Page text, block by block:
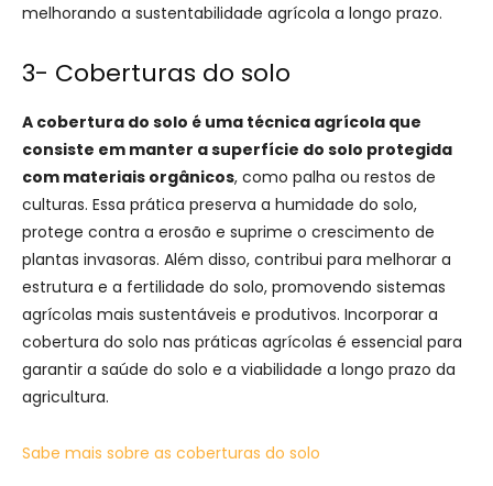
melhorando a sustentabilidade agrícola a longo prazo.
3- Coberturas do solo
A cobertura do solo é uma técnica agrícola que
consiste em manter a superfície do solo protegida
com materiais orgânicos, como palha ou restos de
culturas. Essa prática preserva a humidade do solo,
protege contra a erosão e suprime o crescimento de
plantas invasoras. Além disso, contribui para melhorar a
estrutura e a fertilidade do solo, promovendo sistemas
agrícolas mais sustentáveis e produtivos. Incorporar a
cobertura do solo nas práticas agrícolas é essencial para
garantir a saúde do solo e a viabilidade a longo prazo da
agricultura.
Sabe mais sobre as coberturas do solo